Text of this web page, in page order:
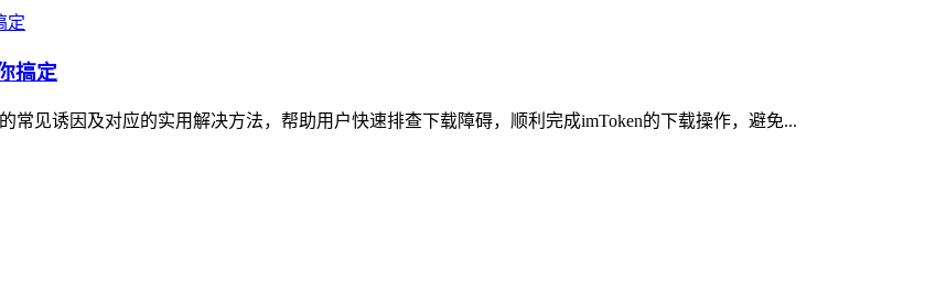
搞定
常见诱因及对应的实用解决方法，帮助用户快速排查下载障碍，顺利完成imToken的下载操作，避免...